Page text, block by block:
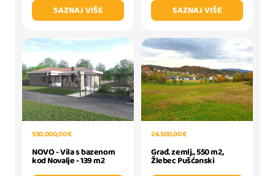
SAZNAJ VIŠE
SAZNAJ VIŠE
530.000,00 €
NOVO - Vila s bazenom
kod Novalje - 139 m2
24.500,00 €
Građ. zemlj., 550 m2,
Žlebec Pušćanski